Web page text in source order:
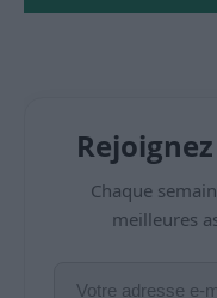
Chaque
meilleures